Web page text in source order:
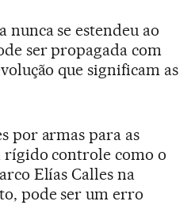
nunca se estendeu ao
ser propagada com
que significam as
por armas para as
rígido controle como o
Elías Calles na
pode ser um erro